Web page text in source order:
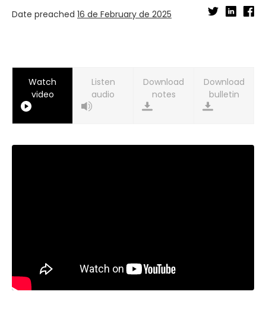
Date preached 16 de February de 2025
Watch
video
Listen
audio
Download
notes
Download
bulletin